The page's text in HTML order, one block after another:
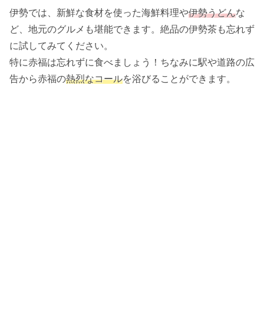
伊勢では、新鮮な食材を使った海鮮料理や伊勢うどんな
ど、地元のグルメも堪能できます。絶品の伊勢茶も忘れず
に試してみてください。
特に赤福は忘れずに食べましょう！ちなみに駅や道路の広
告から赤福の熱烈なコールを浴びることができます。